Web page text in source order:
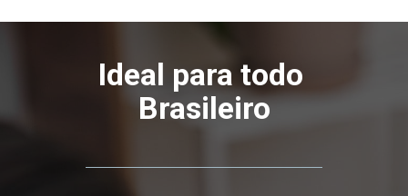
Ideal para todo
Brasileiro